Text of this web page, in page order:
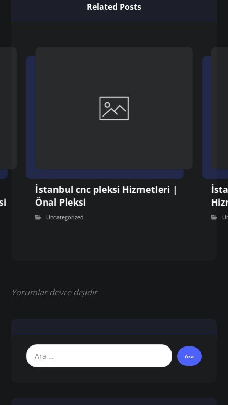
Related Posts
İstanbul cnc pleksi Hizmetleri |
Önal Pleksi
Uncategorized
Yorumlar devre dışıdır